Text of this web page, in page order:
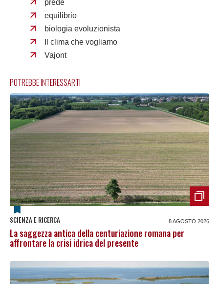
prede
equilibrio
biologia evoluzionista
Il clima che vogliamo
Vajont
POTREBBE INTERESSARTI
SCIENZA E RICERCA 8 AGOSTO 2026
La saggezza antica della centuriazione romana per
affrontare la crisi idrica del presente